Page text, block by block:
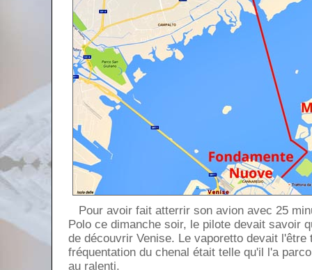
Pour avoir fait atterrir son avion avec 25
Polo ce dimanche soir, le pilote devait savoir
de découvrir Venise. Le vaporetto devait l'être
fréquentation du chenal était telle qu'il l'a
au ralenti.